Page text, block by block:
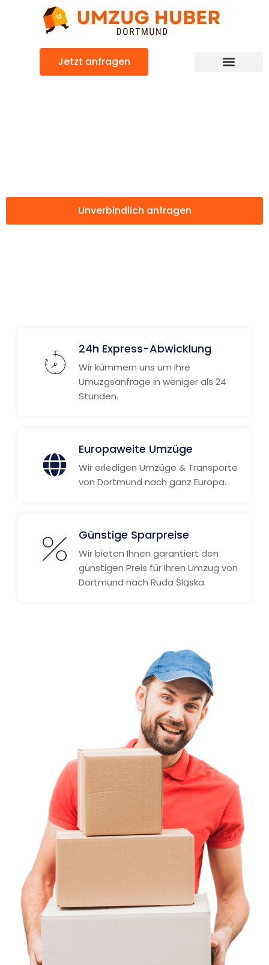
Jetzt anfragen
Unverbindlich anfragen
24h Express-Abwicklung
Wir kümmern uns um Ihre
Umuzgsanfrage in weniger als 24
Stunden.
Europaweite Umzüge
Wir erledigen Umzüge & Transporte
von Dortmund nach ganz Europa.
Günstige Sparpreise
Wir bieten Ihnen garantiert den
günstigen Preis für Ihren Umzug von
Dortmund nach Ruda Śląska.